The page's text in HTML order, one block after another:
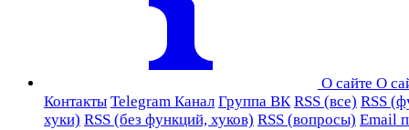
О сайте О
Контакты Telegram Канал Группа ВК RSS (все) RSS
хуки) RSS (без функций, хуков) RSS (вопросы) Email